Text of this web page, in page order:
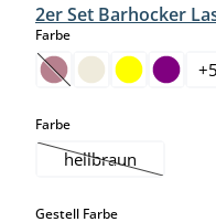
2er Set Barhocker
Farbeauswählen
(Diese Option ist zurzeit
+5
Farbeauswählen
hellbraun
(Diese Option ist
Gestell Farbeauswählen